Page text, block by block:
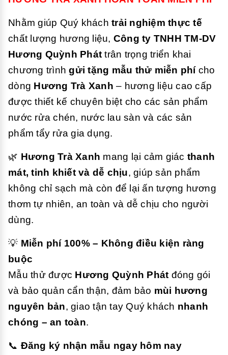
Nhằm giúp Quý khách trải nghiệm thực tế
chất lượng hương liệu, Công ty TNHH TM-DV
Hương Quỳnh Phát trân trọng triển khai
chương trìnhgửi tặng mẫu thử miễn phícho
dòng Hương Trà Xanh – hương liệu cao cấp
được thiết kế chuyên biệt cho các sản phẩm
nước rửa chén, nước lau sàn và các sản
phẩm tẩy rửa gia dụng.
🌿 Hương Trà Xanh mang lại cảm giác thanh
mát, tinh khiết và dễ chịu, giúp sản phẩm
không chỉ sạch mà còn để lại ấn tượng hương
thơm tự nhiên, an toàn và dễ chịu cho người
dùng.
💡 Miễn phí 100% – Không điều kiện ràng
buộc
Mẫu thử được Hương Quỳnh Phát đóng gói
và bảo quản cẩn thận, đảm bảo mùi hương
nguyên bản, giao tận tay Quý khách nhanh
chóng – an toàn.
📞 Đăng ký nhận mẫu ngay hôm nay